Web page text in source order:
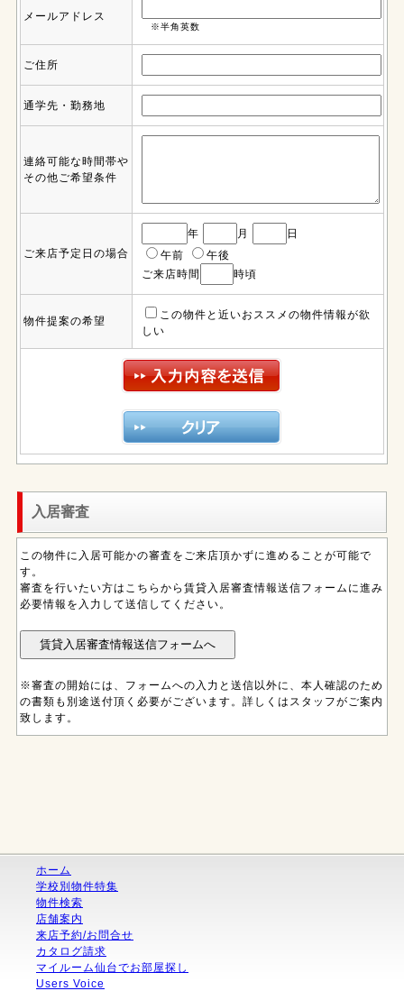
メールアドレス
※半角英数
ご住所
通学先・勤務地
連絡可能な時間帯や
その他ご希望条件
ご来店予定日の場合
年 月
日
午前
午後
ご来店時間
時頃
物件提案の希望
この物件と近いおススメの物件情報が欲
しい
入居審査
この物件に入居可能かの審査をご来店頂かずに進めることが可能で
す。
審査を行いたい方はこちらから賃貸入居審査情報送信フォームに進み
必要情報を入力して送信してください。
※審査の開始には、フォームへの入力と送信以外に、本人確認のため
の書類も別途送付頂く必要がございます。詳しくはスタッフがご案内
致します。
ホーム
学校別物件特集
物件検索
店舗案内
来店予約/お問合せ
カタログ請求
マイルーム仙台でお部屋探し
Users Voice